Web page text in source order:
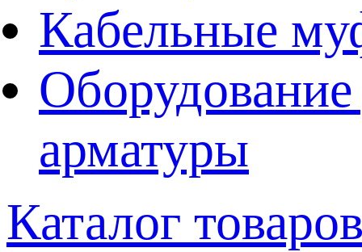
Кабельные
арматуры
Каталог